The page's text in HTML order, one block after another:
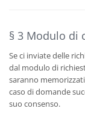
§ 3 Modulo di
Se ci inviate delle
dal modulo di
saranno
caso di domande
suo consenso.